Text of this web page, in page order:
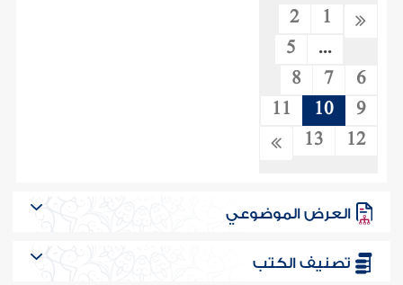
1
2
...
5
6
7
8
9
10
11
12
13
العرض الموضوعي
تصنيف الكتب